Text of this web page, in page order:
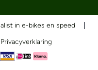
in e-bikes en speed
Privacyverklaring